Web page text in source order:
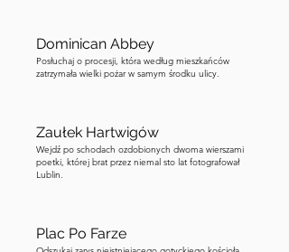
Dominican Abbey
Posłuchaj o procesji, która według mieszkańców
zatrzymała wielki pożar w samym środku ulicy.
Zaułek Hartwigów
Wejdź po schodach ozdobionych dwoma wierszami
poetki, której brat przez niemal sto lat fotografował
Lublin.
Plac Po Farze